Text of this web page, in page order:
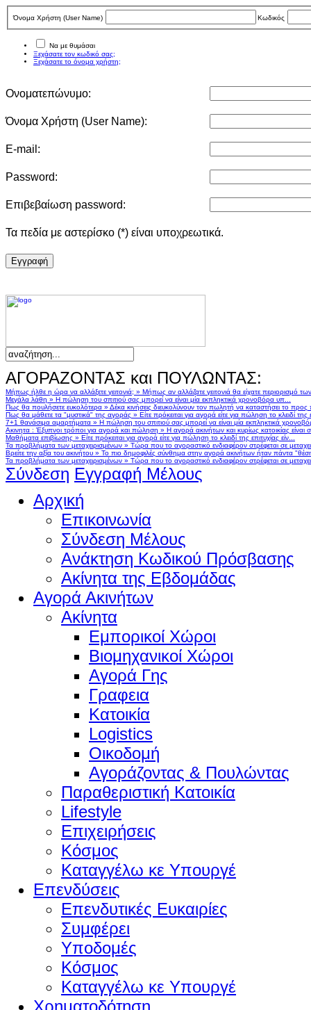
Όνομα Χρήστη (User Νame) Κωδικός
Να με θυμάσαι
Ξεχάσατε τον κωδικό σας;
Ξεχάσατε το όνομα χρήστη;
Ονοματεπώνυμο:
Όνομα Χρήστη (User Νame):
E-mail:
Password:
Επιβεβαίωση password:
Τα πεδία με αστερίσκο (*) είναι υποχρεωτικά.
Eγγραφή
ΑΓΟΡΑΖΟΝΤΑΣ και ΠΟΥΛΩΝΤΑΣ:
Μήπως ήλθε η ώρα να αλλάξετε γειτονιά; » Μήπως αν αλλάζατε γειτονιά θα είχατε περιορισμό
Μεγάλα λάθη » Η πώληση του σπιτιού σας μπορεί να είναι μία εκπληκτικά χρονοβόρα υπ...
Πως θα πουλήσετε ευκολότερα » Δέκα κινήσεις διευκολύνουν τον πωλητή να καταστήσει το
Πως θα μάθετε τα "μυστικά" της αγοράς » Είτε πρόκειται για αγορά είτε για πώληση το κλειδί της
7+1 θανάσιμα αμαρτήματα » Η πώληση του σπιτιού σας μπορεί να είναι μία εκπληκτικά
Ακινητα : Έξυπνοι τρόποι για αγορά και πώληση » Η αγορά ακινήτων και κυρίως κατοικίας
Μαθήματα επιβίωσης » Είτε πρόκειται για αγορά είτε για πώληση το κλειδί της επιτυχίας είν...
Τα προβλήματα των μεταχειρισμένων » Τώρα που το αγοραστικό ενδιαφέρον στρέφεται σε
Βρείτε την αξία του ακινήτου » Το πιο δημοφιλές σύνθημα στην αγορά ακινήτων ήταν πάντα
Τα προβλήματα των μεταχειρισμένων » Τώρα που το αγοραστικό ενδιαφέρον στρέφεται σε
Σύνδεση Εγγραφή Μέλους
Αρχική
Επικοινωνία
Σύνδεση Μέλους
Ανάκτηση Κωδικού Πρόσβασης
Ακίνητα της Εβδομάδας
Αγορά Ακινήτων
Ακίνητα
Εμπορικοί Χώροι
Βιομηχανικοί Χώροι
Αγορά Γης
Γραφεια
Κατοικία
Logistics
Οικοδομή
Αγοράζοντας & Πουλώντας
Παραθεριστική Κατοικία
Lifestyle
Επιχειρήσεις
Κόσμος
Καταγγέλω κε Υπουργέ
Επενδύσεις
Επενδυτικές Ευκαιρίες
Συμφέρει
Υποδομές
Κόσμος
Καταγγέλω κε Υπουργέ
Χρηματοδότηση